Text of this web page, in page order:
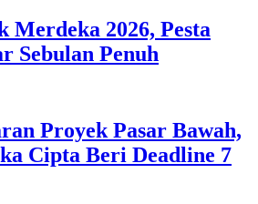
Merdeka 2026, Pesta
Sebulan Penuh
Proyek Pasar Bawah,
Cipta Beri Deadline 7